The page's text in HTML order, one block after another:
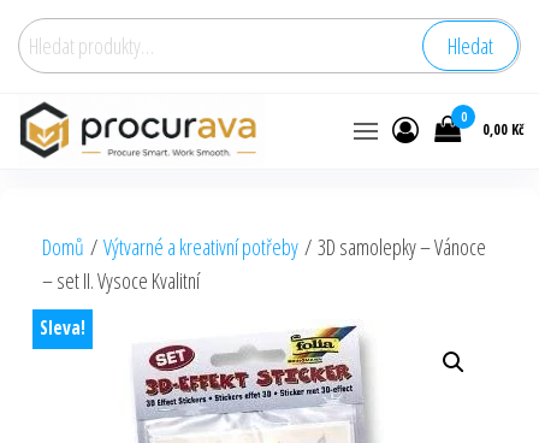
Hledat: Hledat
0
0,00 Kč
Domů / Výtvarné a kreativní potřeby / 3D samolepky – Vánoce
– set II. Vysoce Kvalitní
Sleva!